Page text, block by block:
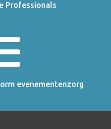
Professionals
evenementenzorg